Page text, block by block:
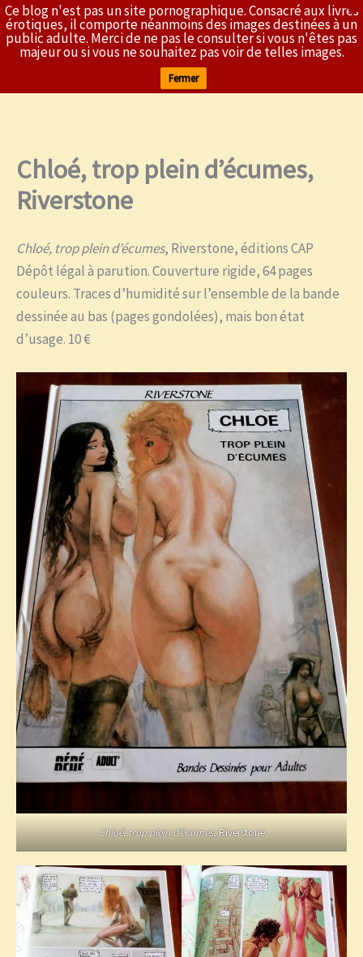
Ce blog n'est pas un site pornographique. Consacré aux livres
érotiques, il comporte néanmoins des images destinées à un
public adulte. Merci de ne pas le consulter si vous n'êtes pas
majeur ou si vous ne souhaitez pas voir de telles images.
Fermer
Aller
contenu
Chloé, trop plein d’écumes,
Riverstone
Chloé, trop plein d’écumes, Riverstone, éditions CAP
Dépôt légal à parution. Couverture rigide, 64 pages
couleurs. Traces d’humidité sur l’ensemble de la bande
dessinée au bas (pages gondolées), mais bon état
d’usage. 10 €
Chloé, trop plein d’écumes, Riverstone
L'Érothèque